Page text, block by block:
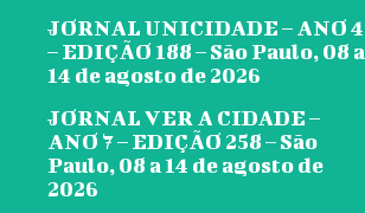
JORNAL UNICIDADE – ANO 4
– EDIÇÃO 188 – São Paulo, 08 a
14 de agosto de 2026
JORNAL VER A CIDADE –
ANO 7 – EDIÇÃO 258 – São
Paulo, 08 a 14 de agosto de
2026